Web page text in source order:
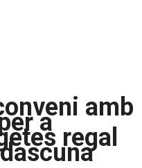
amb
a
regal